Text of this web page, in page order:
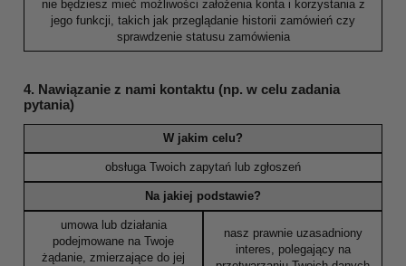
nie będziesz mieć możliwości założenia konta i korzystania z
jego funkcji, takich jak przeglądanie historii zamówień czy
sprawdzenie statusu zamówienia
4. Nawiązanie z nami kontaktu (np. w celu zadania
pytania)
W jakim celu?
obsługa Twoich zapytań lub zgłoszeń
Na jakiej podstawie?
umowa lub działania
podejmowane na Twoje
żądanie, zmierzające do jej
nasz prawnie uzasadniony
interes, polegający na